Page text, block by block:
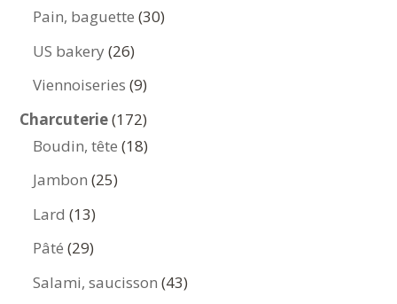
Pain, baguette 3030
US bakery 2626
produits
Viennoiseries 99
produits
Charcuterie 172172
produits
Boudin, tête 1818
Jambon 2525
Lard 1313
produits
Pâté 2929
produits
Salami, saucisson 4343